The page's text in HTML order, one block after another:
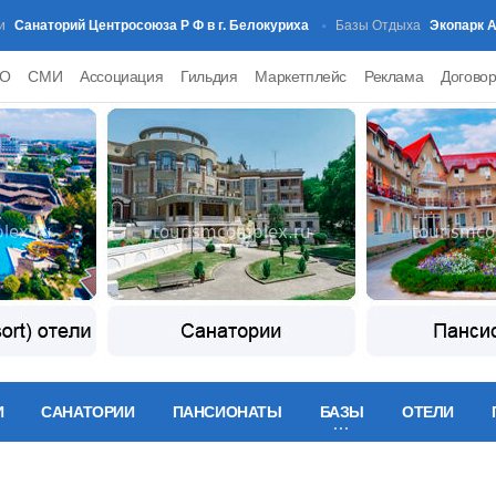
Центросоюза Р Ф в г. Белокуриха Базы Отдыха Экопарк
СМИ Ассоциация Гильдия Маркетплейс Реклама Договор
САНАТОРИИ ПАНСИОНАТЫ БАЗЫ ОТЕЛИ